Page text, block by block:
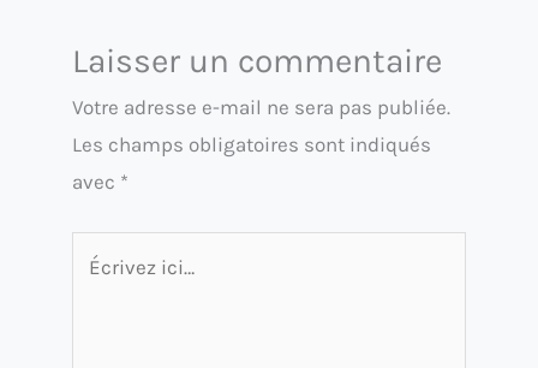
Laisser un commentaire
Votre adresse e-mail ne sera pas publiée.
Les champs obligatoires sont indiqués
avec *